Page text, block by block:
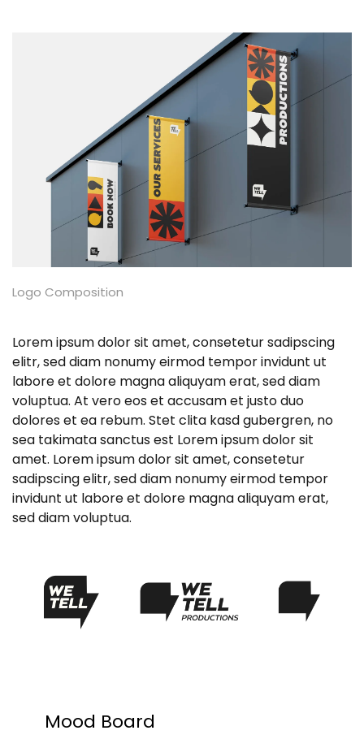
Logo Composition
Lorem ipsum dolor sit amet, consetetur sadipscing
elitr, sed diam nonumy eirmod tempor invidunt ut
labore et dolore magna aliquyam erat, sed diam
voluptua. At vero eos et accusam et justo duo
dolores et ea rebum. Stet clita kasd gubergren, no
sea takimata sanctus est Lorem ipsum dolor sit
amet. Lorem ipsum dolor sit amet, consetetur
sadipscing elitr, sed diam nonumy eirmod tempor
invidunt ut labore et dolore magna aliquyam erat,
sed diam voluptua.
Mood Board